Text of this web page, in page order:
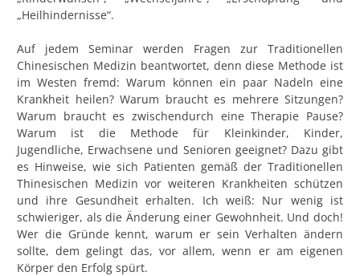
„Heilhindernisse“.
Auf jedem Seminar werden Fragen zur Traditionellen
Chinesischen Medizin beantwortet, denn diese Methode ist
im Westen fremd: Warum können ein paar Nadeln eine
Krankheit heilen? Warum braucht es mehrere Sitzungen?
Warum braucht es zwischendurch eine Therapie Pause?
Warum ist die Methode für Kleinkinder, Kinder,
Jugendliche, Erwachsene und Senioren geeignet? Dazu gibt
es Hinweise, wie sich Patienten gemäß der Traditionellen
Thinesischen Medizin vor weiteren Krankheiten schützen
und ihre Gesundheit erhalten. Ich weiß: Nur wenig ist
schwieriger, als die Änderung einer Gewohnheit. Und doch!
Wer die Gründe kennt, warum er sein Verhalten ändern
sollte, dem gelingt das, vor allem, wenn er am eigenen
Körper den Erfolg spürt.